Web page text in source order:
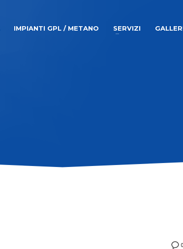
IMPIANTI GPL / METANO SERVIZI
0